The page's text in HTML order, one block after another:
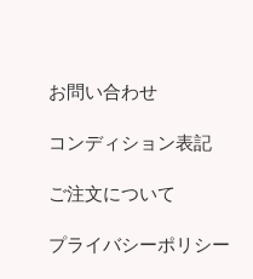
お問い合わせ
コンディション表記
ご注文について
プライバシーポリシー